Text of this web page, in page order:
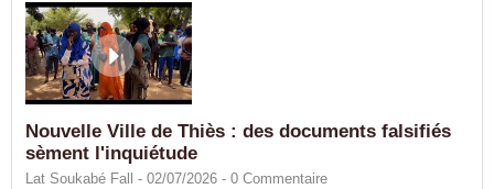
Nouvelle Ville de Thiès : des documents falsifiés
sèment l'inquiétude
Lat Soukabé Fall - 02/07/2026 - 0 Commentaire